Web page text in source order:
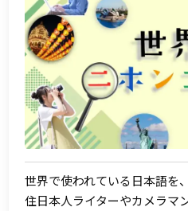
世界で使われている日本語を
住日本人ライターやカメラマ